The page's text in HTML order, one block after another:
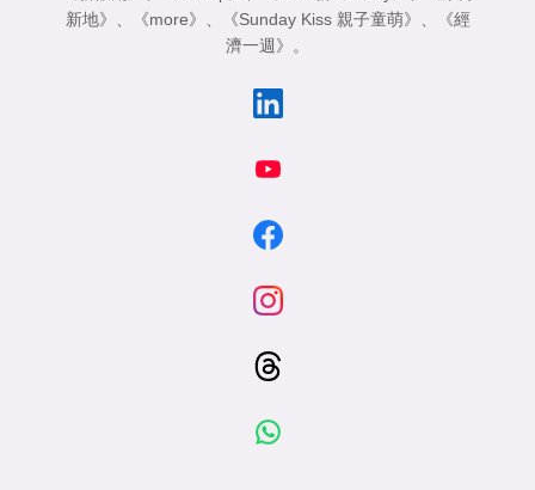
新地》
《more》 《Sunday Kiss 親子童萌》
《經
濟一週》
。